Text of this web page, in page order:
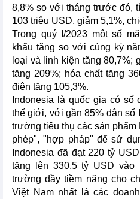
8,8% so với tháng trước đó,
103 triệu USD, giảm 5,1%,
Trong quý I/2023 một số
khẩu tăng so với cùng kỳ
loại và linh kiện tăng 80,7%;
tăng 209%; hóa chất tăng
điện tăng 105,3%.
Indonesia là quốc gia có
thế giới, với gần 85% dân số
trường tiêu thụ các sản
phép", "hợp pháp" để sử
Indonesia đã đạt 220 tỷ
tăng lên 330,5 tỷ USD
trường đầy tiềm năng cho
Việt Nam nhất là các